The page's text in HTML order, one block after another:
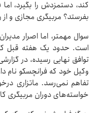
کند، دستمزدش را بگیرد،
بفرستد؟ مربیگری مجازی و از
سوال مهمتر، اما اصرار
است. حدود یک هفته قبل که
توافق نهایی رسیده، در
وکیل خود که فرانچسکو نام
تفاهم نمی‌رسد. ماتزاری
خواسته‌های دوران مربیگری